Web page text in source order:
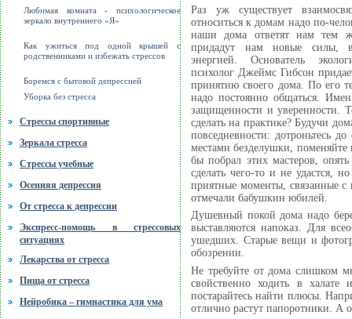
Любимая комната - психологическое
зеркало внутреннего «Я»
Как ужиться под одной крышей с
родственниками и избежать стрессов
Боремся с бытовой депрессией
Уборка без стресса
Стрессы спортивные
Зеркала стресса
Стрессы учебные
Осенняя депрессия
От стресса к депрессии
Экспресс-помощь в стрессовых
ситуациях
Лекарства от стресса
Пища от стресса
Нейробика – гимнастика для ума
Раз уж существует
относиться к домам надо по-
наши дома ответят нам тем
придадут нам новые силы,
энергией. Основатель
психолог Джеймс Гибсон
принятию своего дома. По его
надо постоянно общаться.
защищенности и уверенности.
сделать на практике? Будучи
повседневности: дотроньтесь
местами безделушки,
бы побрал этих мастеров,
сделать чего-то и не удастся,
приятные моменты, связанные
отмечали бабушкин юбилей.
Душевный покой дома надо
выставляются напоказ. Для
ушедших. Старые вещи и
обозрении.
Не требуйте от дома слишком
свойственно ходить в
постарайтесь найти плюсы.
отлично растут папоротники. А